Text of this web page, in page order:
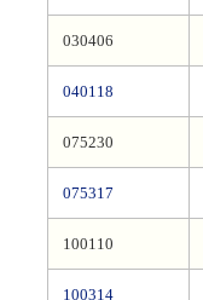
030406
040118
075230
075317
100110
100314